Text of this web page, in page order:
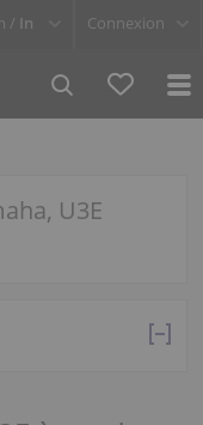
/ In Connexion
U3E